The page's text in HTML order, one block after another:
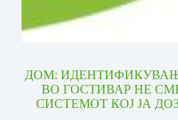
ДОМ:
ВО ГОСТИВАР НЕ
СИСТЕМОТ КОЈ ЈА